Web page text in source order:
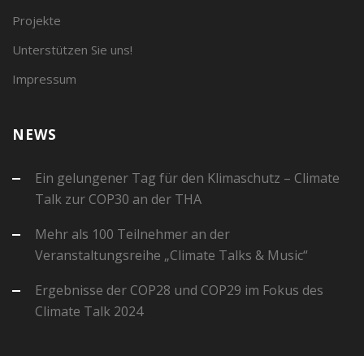
Projekte
Unterstützen Sie uns!
Impressum
NEWS
Ein gelungener Tag für den Klimaschutz – Climate
Talk zur COP30 an der THA
Mehr als 100 Teilnehmer an der
Veranstaltungsreihe „Climate Talks & Music“
Ergebnisse der COP28 und COP29 im Fokus des
Climate Talk 2024